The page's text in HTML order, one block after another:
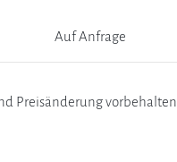
Auf Anfrage
Preisänderung vorbehalten.